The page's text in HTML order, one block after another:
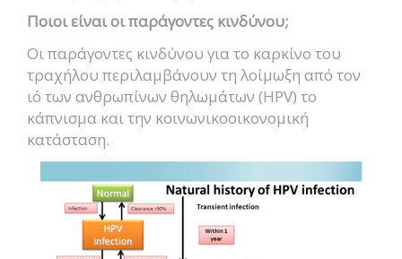
Ποιοι είναι οι παράγοντες κινδύνου;
Οι παράγοντες κινδύνου για το καρκίνο του
τραχήλου περιλαμβάνουν τη λοίμωξη από τον
ιό των ανθρωπίνων θηλωμάτων (HPV) το
κάπνισμα και την κοινωνικοοικονομική
κατάσταση.